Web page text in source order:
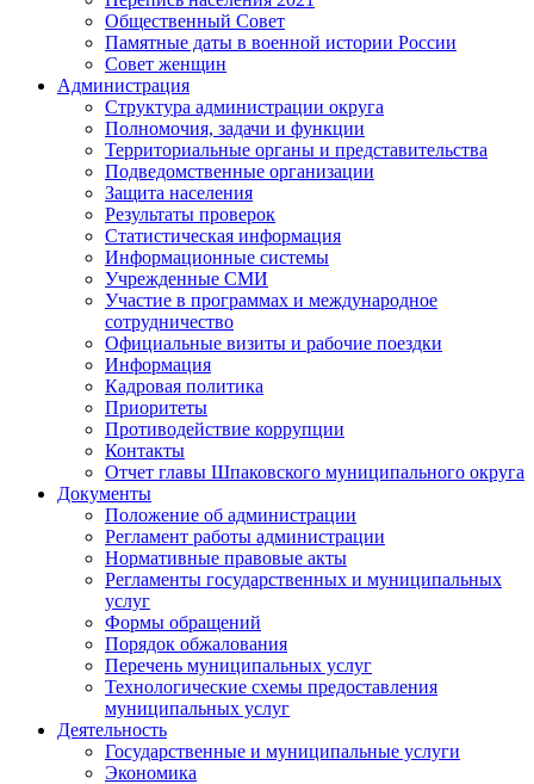
Общественный Совет
Памятные даты в военной истории России
Совет женщин
Администрация
Структура администрации округа
Полномочия, задачи и функции
Территориальные органы и представительства
Подведомственные организации
Защита населения
Результаты проверок
Статистическая информация
Информационные системы
Учрежденные СМИ
Участие в программах и международное
сотрудничество
Официальные визиты и рабочие поездки
Информация
Кадровая политика
Приоритеты
Противодействие коррупции
Контакты
Отчет главы Шпаковского муниципального округа
Документы
Положение об администрации
Регламент работы администрации
Нормативные правовые акты
Регламенты государственных и муниципальных
услуг
Формы обращений
Порядок обжалования
Перечень муниципальных услуг
Технологические схемы предоставления
муниципальных услуг
Деятельность
Государственные и муниципальные услуги
Экономика